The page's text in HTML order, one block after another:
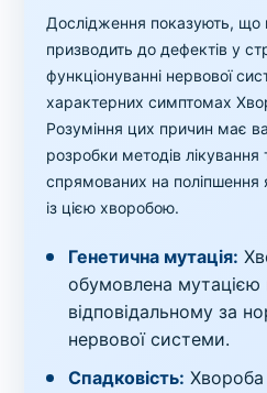
Дослідження показують, що
призводить до дефектів у
функціонуванні нервової
характерних симптомах
Розуміння цих причин має
розробки методів лікування
спрямованих на поліпшення
із цією хворобою.
Генетична мутація:
обумовлена мутацією
відповідальному за
нервової системи.
Спадковість: